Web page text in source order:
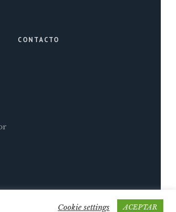
CONTACTO
Cookie settings ACEPTAR